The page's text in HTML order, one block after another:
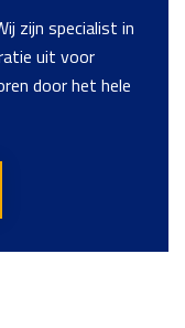
zijn specialist in
uit voor
door het hele